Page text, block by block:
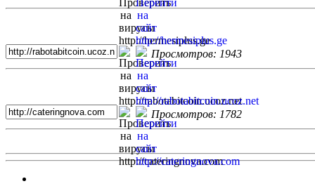
Просмотров: 1943
Просмотров: 1782